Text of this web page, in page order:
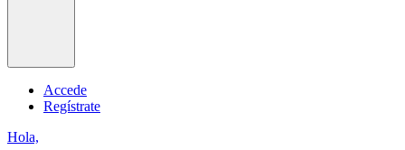
Accede
Regístrate
Hola,